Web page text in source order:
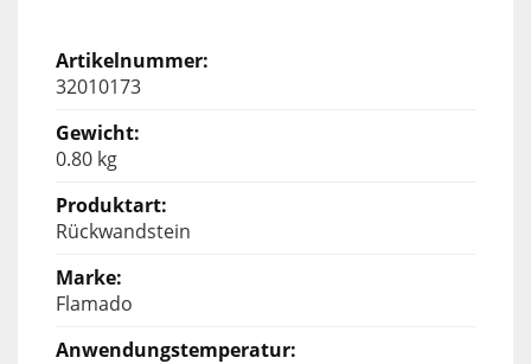
32010173
0.80 kg
Rückwandstein
Flamado